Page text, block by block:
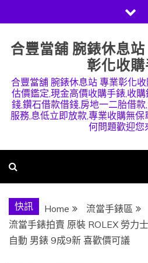
to
content
合豐當舖 腕錶休息
彰化收
合豐當舖 腕錶休息站 專業彰化
估價鑑定,現金高價收購手錶,收
錢,鑽石借款借錢,房地一二胎借
服務,息低立即放款,專業收購無
何問題歡迎您
快訊 Home
流當手錶區
流當手錶拍賣 原裝 ROLEX 勞力
自動 男錶 9成9新 喜歡價可議